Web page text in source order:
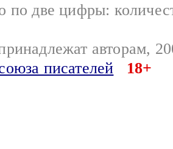
по две цифры:
авторам,
писателей
18+